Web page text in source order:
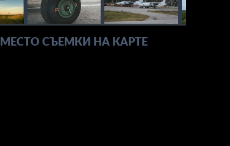
МЕСТО СЪЕМКИ НА КАРТЕ